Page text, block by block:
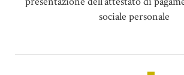
sociale personale